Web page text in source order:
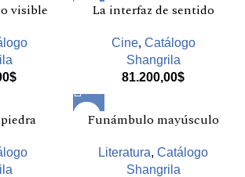
visible
$
La interfaz de sentido
Cine, Catálogo
Shangrila
81.200,00$
Funámbulo mayúsculo
Literatura, Catálogo
Shangrila